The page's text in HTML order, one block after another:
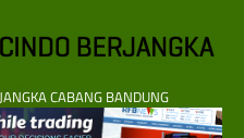
CABANG BANDUNG